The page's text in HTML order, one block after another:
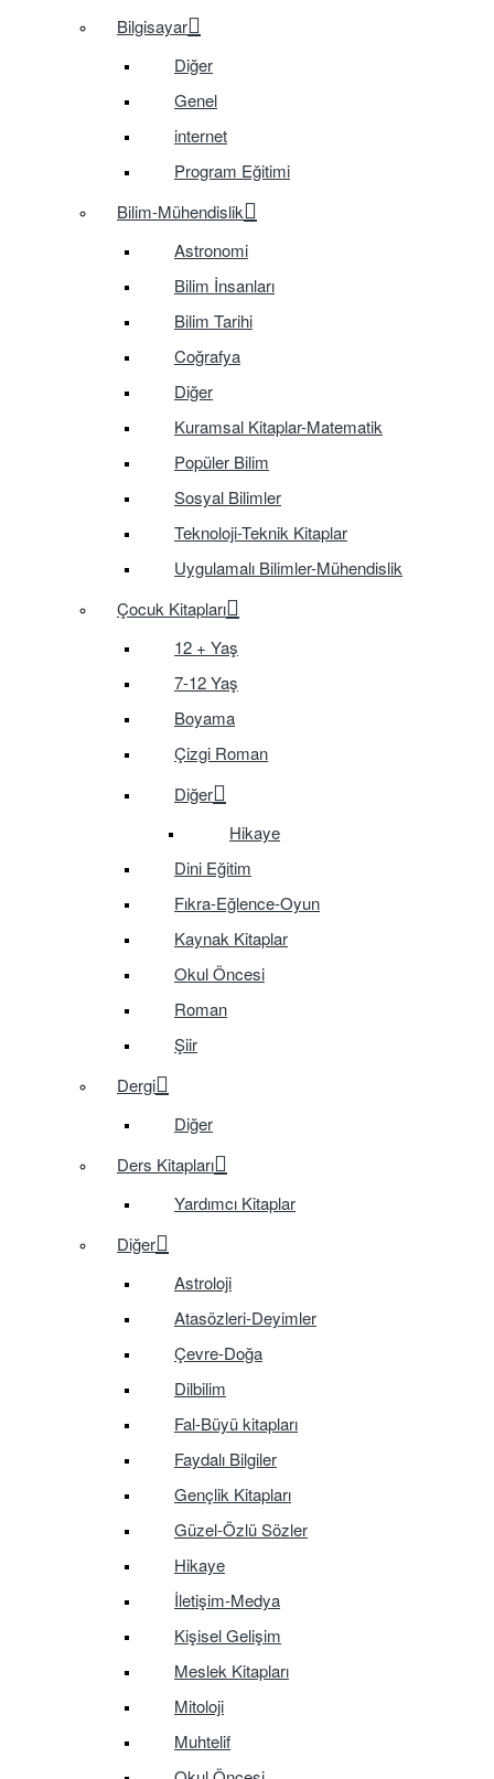
Bilgisayar
Diğer
Genel
internet
Program Eğitimi
Bilim-Mühendislik
Astronomi
Bilim İnsanları
Bilim Tarihi
Coğrafya
Diğer
Kuramsal Kitaplar-Matematik
Popüler Bilim
Sosyal Bilimler
Teknoloji-Teknik Kitaplar
Uygulamalı Bilimler-Mühendislik
Çocuk Kitapları
12 + Yaş
7-12 Yaş
Boyama
Çizgi Roman
Diğer
Hikaye
Dini Eğitim
Fıkra-Eğlence-Oyun
Kaynak Kitaplar
Okul Öncesi
Roman
Şiir
Dergi
Diğer
Ders Kitapları
Yardımcı Kitaplar
Diğer
Astroloji
Atasözleri-Deyimler
Çevre-Doğa
Dilbilim
Fal-Büyü kitapları
Faydalı Bilgiler
Gençlik Kitapları
Güzel-Özlü Sözler
Hikaye
İletişim-Medya
Kişisel Gelişim
Meslek Kitapları
Mitoloji
Muhtelif